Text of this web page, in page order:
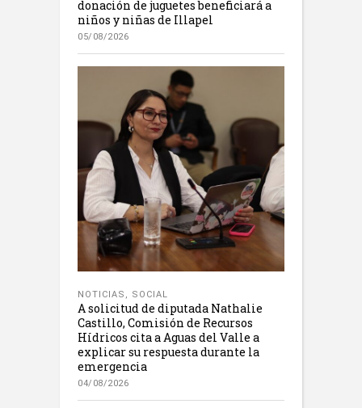
donación de juguetes beneficiará a
niños y niñas de Illapel
05/08/2026
NOTICIAS , SOCIAL
A solicitud de diputada Nathalie
Castillo, Comisión de Recursos
Hídricos cita a Aguas del Valle a
explicar su respuesta durante la
emergencia
04/08/2026